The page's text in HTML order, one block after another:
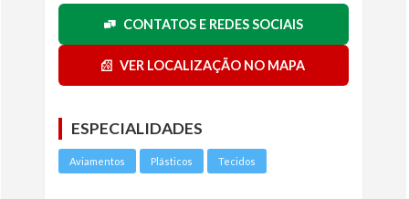
CONTATOS E REDES SOCIAIS
VER LOCALIZAÇÃO NO MAPA
ESPECIALIDADES
Aviamentos Plásticos Tecidos